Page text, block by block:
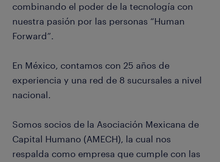
combinando el poder de la tecnología con
nuestra pasión por las personas “Human
Forward”.
En México, contamos con 25 años de
experiencia y una red de 8 sucursales a nivel
nacional.
Somos socios de la Asociación Mexicana de
Capital Humano (AMECH), la cual nos
respalda como empresa que cumple con las